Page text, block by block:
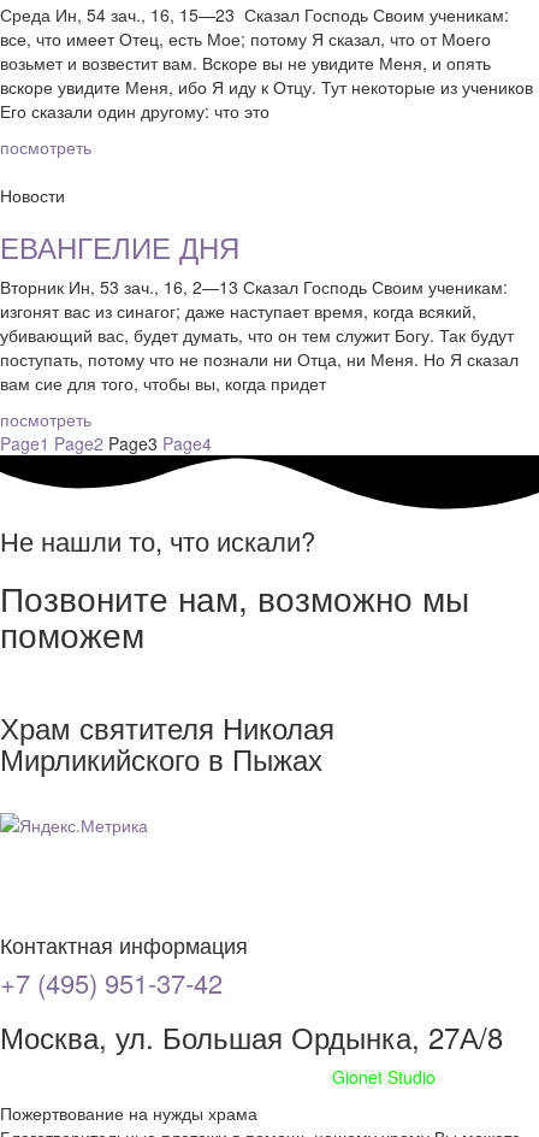
Среда Ин, 54 зач., 16, 15—23 Сказал Господь Своим ученикам:
все, что имеет Отец, есть Мое; потому Я сказал, что от Моего
возьмет и возвестит вам. Вскоре вы не увидите Меня, и опять
вскоре увидите Меня, ибо Я иду к Отцу. Тут некоторые из учеников
Его сказали один другому: что это
посмотреть
Новости
ЕВАНГЕЛИЕ ДНЯ
Вторник Ин, 53 зач., 16, 2—13 Сказал Господь Своим ученикам:
изгонят вас из синагог; даже наступает время, когда всякий,
убивающий вас, будет думать, что он тем служит Богу. Так будут
поступать, потому что не познали ни Отца, ни Меня. Но Я сказал
вам сие для того, чтобы вы, когда придет
посмотреть
Page1 Page2 Page3 Page4
Не нашли то, что искали?
Позвоните нам, возможно мы
поможем
Храм святителя Николая
Мирликийского в Пыжах
Контактная информация
+7 (495) 951-37-42
Москва, ул. Большая Ордынка, 27А/8
Gionet Studio
Пожертвование на нужды храма